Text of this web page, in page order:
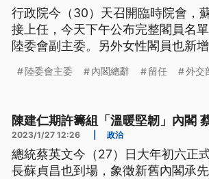
行政院今（30）天召開臨時院會，
接上任，今天下午公布完整閣員名
陸委會副主委。另外女性閣員也新
陸委會主委 內閣總辭 留任 外交
陳建仁期許籌組「溫暖堅韌」內閣
2023/1/27 12:26 政治
總統蔡英文今（27）日大年初六正
長蘇貞昌也到場，象徵新舊內閣承